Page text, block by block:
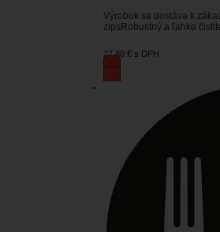
Výrobok sa dostáva k
zipsRobustný a ľahko
27,80 € s DPH